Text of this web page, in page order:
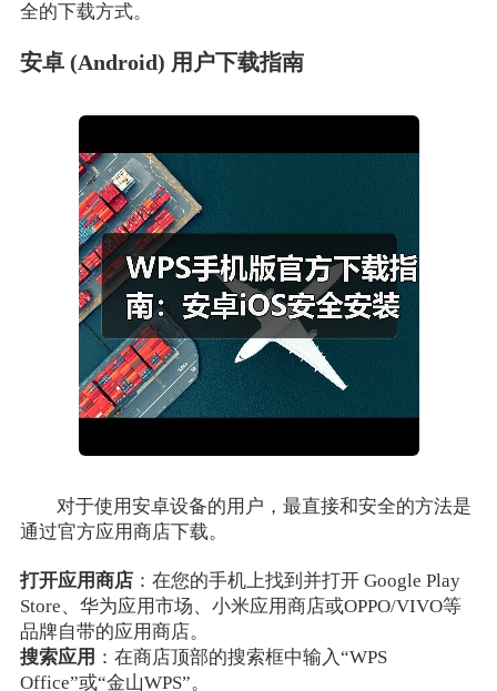
全的下载方式。
安卓 (Android) 用户下载指南
对于使用安卓设备的用户，最直接和安全的方法是
通过官方应用商店下载。
打开应用商店：在您的手机上找到并打开 Google Play
Store、华为应用市场、小米应用商店或OPPO/VIVO等
品牌自带的应用商店。
搜索应用 ：在商店顶部的搜索框中输入“WPS
Office”或“金山WPS”。